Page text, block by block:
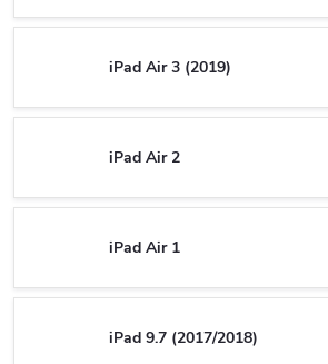
iPad Air 3 (2019)
iPad Air 2
iPad Air 1
iPad 9.7 (2017/2018)